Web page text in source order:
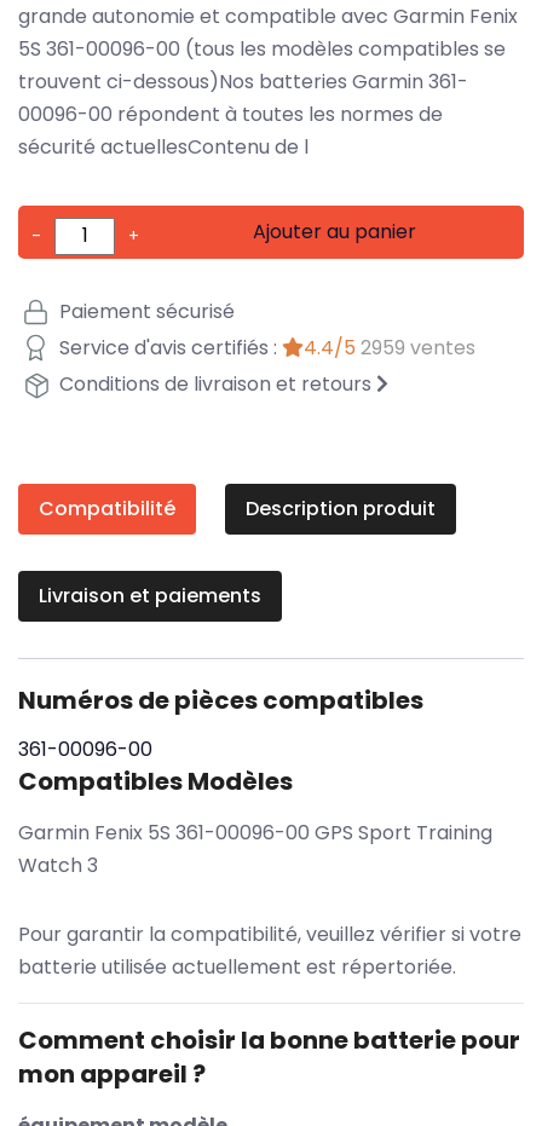
grande autonomie et compatible avec Garmin Fenix
5S 361-00096-00 (tous les modèles compatibles se
trouvent ci-dessous)Nos batteries Garmin 361-
00096-00 répondent à toutes les normes de
sécurité actuellesContenu de l
- + Ajouter au panier
Paiement sécurisé
Service d'avis certifiés :
4.4/5 2959 ventes
Conditions de livraison et retours
Compatibilité Description produit
Livraison et paiements
Numéros de pièces compatibles
361-00096-00
Compatibles Modèles
Garmin Fenix 5S 361-00096-00 GPS Sport Training
Watch 3
Pour garantir la compatibilité, veuillez vérifier si votre
batterie utilisée actuellement est répertoriée.
Comment choisir la bonne batterie pour
mon appareil ?